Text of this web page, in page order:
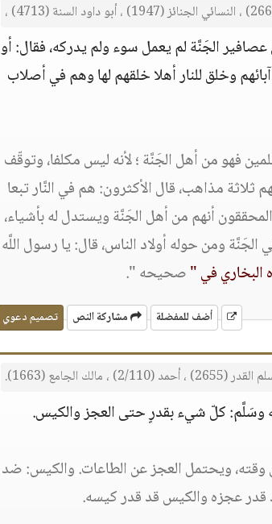
الجَنَّة لم يعمل سوء ولم يدركه، فقال: أو
وخلق للنار أهلا خلقهم لها وهم في أصلاب
فهو من أهل الجَنَّة ؛ لأنه ليس مكلفا، وتوقّف
مذاهب، قال الأكثرون: هم في النَّار تبعا
أنهم من أهل الجَنَّة ويستدل له بأشياء،
ومن حوله أولاد الناس، قال: يا رسول اللَّه
البخاري في "صحيحه ".
أضف للمفضلة مشاركة النص تصميم دعوي
، أحمد (2/110) ، مالك الجامع (1663).
وسَلَّم: كلّ شيء بقدرٍ حتى العجز والكيس.
وقته، ويحتمل العجز عن الطاعات. والكيس: ضد
قدر عجزه والكيس قد قدر كيسه.